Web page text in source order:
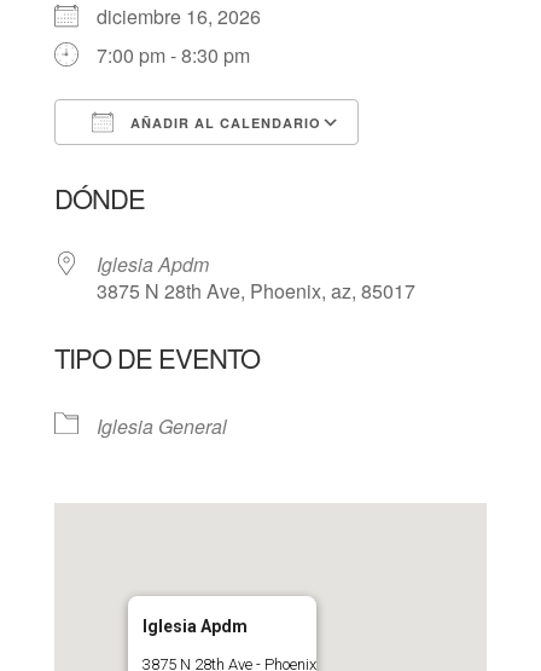
diciembre 16, 2026
7:00 pm - 8:30 pm
AÑADIR AL CALENDARIO
DÓNDE
Iglesia Apdm
3875 N 28th Ave, Phoenix, az, 85017
TIPO DE EVENTO
Iglesia General
Iglesia Apdm
3875 N 28th Ave - Phoenix